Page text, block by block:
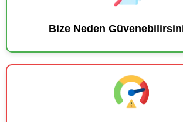
Bize Neden